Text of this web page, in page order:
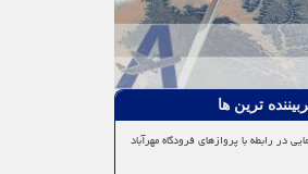
ترین ها
در رابطه با پروازهای فرودگاه مهرآباد